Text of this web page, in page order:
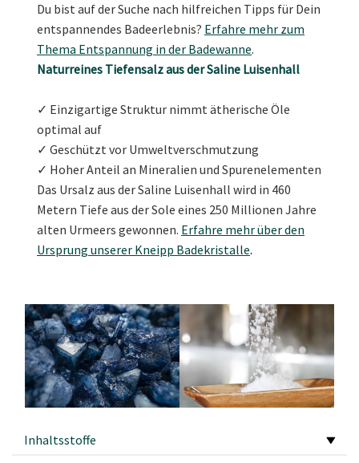
Du bist auf der Suche nach hilfreichen Tipps für Dein
entspannendes Badeerlebnis? Erfahre mehr zum
Thema Entspannung in der Badewanne.
Naturreines Tiefensalz aus der Saline Luisenhall
✓ Einzigartige Struktur nimmt ätherische Öle
optimal auf
✓ Geschützt vor Umweltverschmutzung
✓ Hoher Anteil an Mineralien und Spurenelementen
Das Ursalz aus der Saline Luisenhall wird in 460
Metern Tiefe aus der Sole eines 250 Millionen Jahre
alten Urmeers gewonnen. Erfahre mehr über den
Ursprung unserer Kneipp Badekristalle.
Inhaltsstoffe